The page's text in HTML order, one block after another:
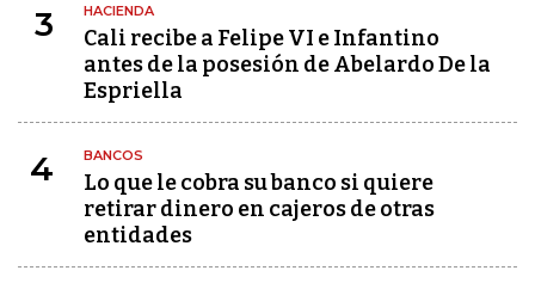
3 HACIENDA
Cali recibe a Felipe VI e Infantino
antes de la posesión de Abelardo De la
Espriella
4 BANCOS
Lo que le cobra su banco si quiere
retirar dinero en cajeros de otras
entidades